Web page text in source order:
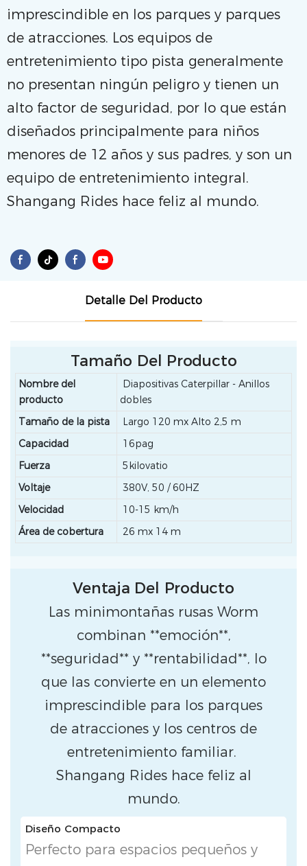
imprescindible en los parques y parques
de atracciones. Los equipos de
entretenimiento tipo pista generalmente
no presentan ningún peligro y tienen un
alto factor de seguridad, por lo que están
diseñados principalmente para niños
menores de 12 años y sus padres, y son un
equipo de entretenimiento integral.
Shangang Rides hace feliz al mundo.
Detalle Del Producto
Tamaño Del Producto
Nombre del
producto
Diapositivas Caterpillar - Anillos
dobles
Tamaño de la pista
Largo 120 mx Alto 2,5 m
Capacidad
16pag
Fuerza
5kilovatio
Voltaje
380V, 50 / 60HZ
Velocidad
10-15 km/h
Área de cobertura
26 mx 14 m
Ventaja Del Producto
Las minimontañas rusas Worm
combinan **emoción**,
**seguridad** y **rentabilidad**, lo
que las convierte en un elemento
imprescindible para los parques
de atracciones y los centros de
entretenimiento familiar.
Shangang Rides hace feliz al
mundo.
Diseño Compacto
Perfecto para espacios pequeños y